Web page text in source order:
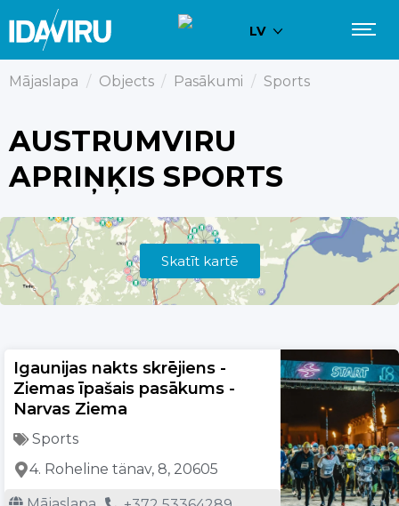
LV
Mājaslapa / Objects / Pasākumi / Sports
AUSTRUMVIRU
APRIŅĶIS SPORTS
Skatīt kartē
Igaunijas nakts skrējiens -
Ziemas īpašais pasākums -
Narvas Ziema
Sports
4. Roheline tänav, 8, 20605